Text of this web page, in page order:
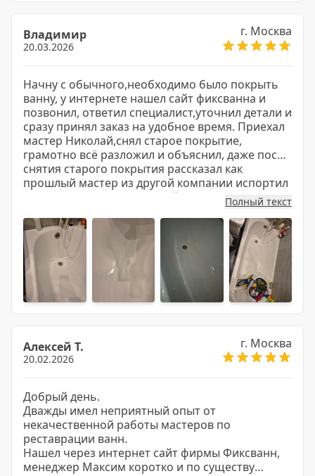
Владимир
20.03.2026
г. Москва
Начну с обычного,необходимо было покрыть
ванну, у интернете нашел сайт фиксванна и
позвонил, ответил специалист,уточнил детали и
сразу принял заказ на удобное время. Приехал
мастер Николай,снял старое покрытие,
грамотно всё разложил и объяснил, даже после
снятия старого покрытия рассказал как
прошлый мастер из другой компании испортил
восстановить прежний вид(реставрация)
изнавальной эмали ванной, но прошлый
мастер к сожалению очень сильно затёт
болгаркой ванну и не получилось
отреставрировать,в итоге пришлось
покрывать. Николай очень умело снял старый
силикон, затиркой прошёл все швы,дождался
мрамор(выбор пал именно на этот материал,с
учетом не особо различающейся цены). Работа
мастера оказалась выше всех похвал,никаких
подтеков,пыли,грязи,идеальная ванна,как
будто только из магазина. Спасибо данной
компании за качественную работу, отличного
специалиста с многолетним опытом и быстрое
реагирование, буду обращаться и дальше и
советовать другим.
Полный текст
Алексей Т.
20.02.2026
г. Москва
Добрый день.
Дважды имел неприятный опыт от
некачественной работы мастеров по
реставрации ванн.
Нашел через интернет сайт фирмы Фиксванн,
менеджер Максим коротко и по существу